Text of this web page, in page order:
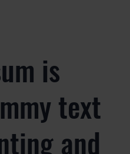
is
text
and